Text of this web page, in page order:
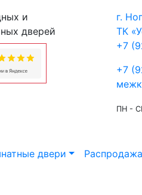
и
дверей
г.
ТК
+7
+7
ПН -
двери Распродажа